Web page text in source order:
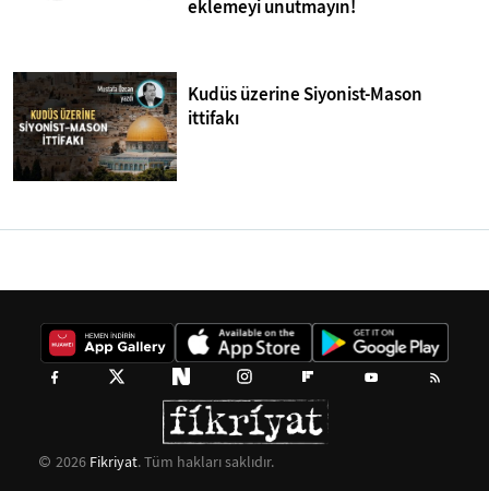
eklemeyi unutmayın!
Kudüs üzerine Siyonist-Mason
ittifakı
2026 Fikriyat. Tüm hakları saklıdır.